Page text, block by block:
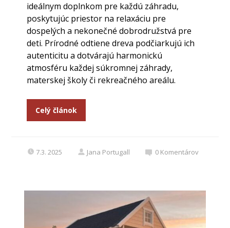
ideálnym doplnkom pre každú záhradu,
poskytujúc priestor na relaxáciu pre
dospelých a nekonečné dobrodružstvá pre
deti. Prírodné odtiene dreva podčiarkujú ich
autenticitu a dotvárajú harmonickú
atmosféru každej súkromnej záhrady,
materskej školy či rekreačného areálu.
Celý článok
7.3. 2025 Jana Portugall 0 Komentárov